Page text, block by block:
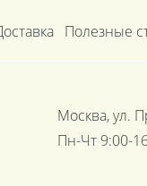
Полезные
Москва, ул.
Пн-Чт 9:00-